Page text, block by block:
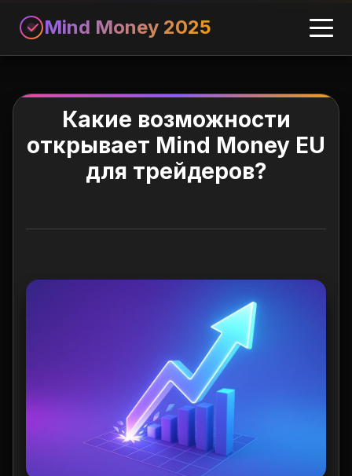
Mind Money 2025
Какие возможности
открывает Mind Money EU
для трейдеров?